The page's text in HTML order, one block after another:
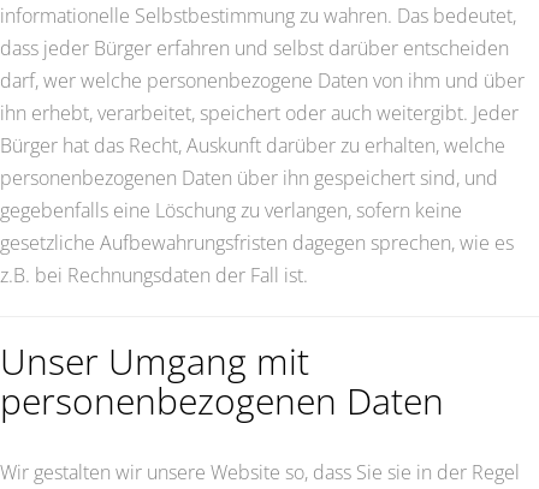
informationelle Selbstbestimmung zu wahren. Das bedeutet,
dass jeder Bürger erfahren und selbst darüber entscheiden
darf, wer welche personenbezogene Daten von ihm und über
ihn erhebt, verarbeitet, speichert oder auch weitergibt. Jeder
Bürger hat das Recht, Auskunft darüber zu erhalten, welche
personenbezogenen Daten über ihn gespeichert sind, und
gegebenfalls eine Löschung zu verlangen, sofern keine
gesetzliche Aufbewahrungsfristen dagegen sprechen, wie es
z.B. bei Rechnungsdaten der Fall ist.
Unser Umgang mit
personenbezogenen Daten
Wir gestalten wir unsere Website so, dass Sie sie in der Regel